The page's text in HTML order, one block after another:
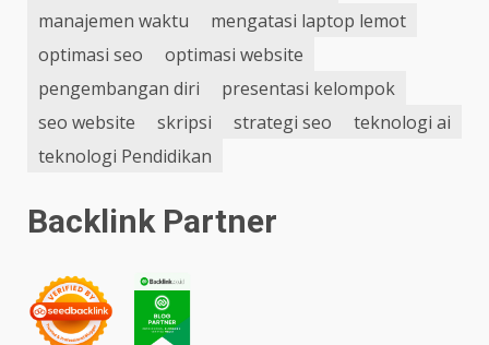
manajemen waktu
mengatasi laptop lemot
optimasi seo
optimasi website
pengembangan diri
presentasi kelompok
seo website
skripsi strategi seo
teknologi ai
teknologi Pendidikan
Backlink Partner